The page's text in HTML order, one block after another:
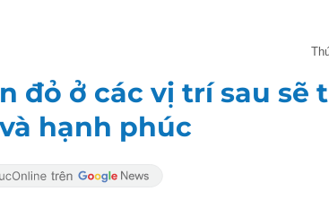
đỏ ở các vị trí sau sẽ
hạnh phúc